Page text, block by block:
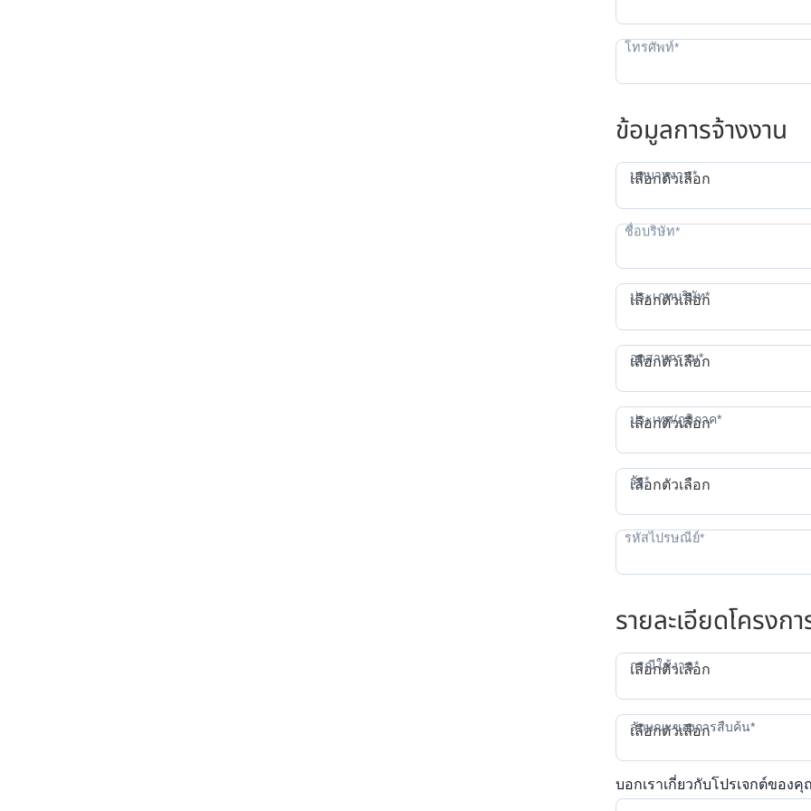
ข้อมูลการจ้างงาน
บทบาทงาน*
เลือกตัวเลือก
ประเภทบริษัท*
เลือกตัวเลือก
อุตสาหกรรม*
เลือกตัวเลือก
ประเทศ/ภูมิภาค*
เลือกตัวเลือก
รัฐ*
เลือกตัวเลือก
รายละเอียดโครงกา
กรณีใช้งาน*
เลือกตัวเลือก
ลักษณะของการสืบค้น*
เลือกตัวเลือก
บอกเราเกี่ยวกับโปรเจกต์ของ